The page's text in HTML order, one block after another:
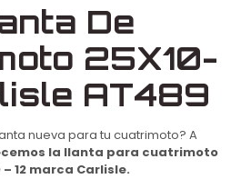
De
25X10-
AT489
nueva para tu cuatrimoto? A
la llanta para cuatrimoto
– 12 marca Carlisle.